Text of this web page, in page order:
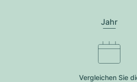
Jahr
Vergleichen Sie